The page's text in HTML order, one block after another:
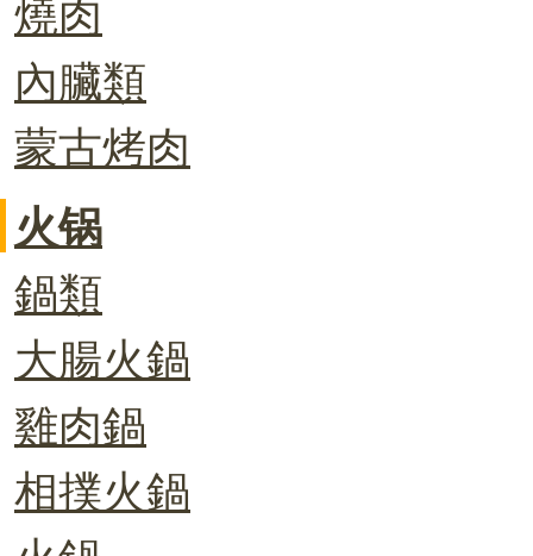
內臟類
蒙古烤肉
火锅
鍋類
大腸火鍋
雞肉鍋
相撲火鍋